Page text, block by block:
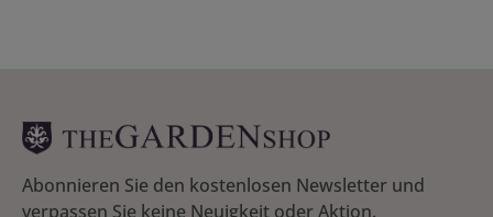
geschützt. Die Bodenhülsen erweitern die
Einbautiefe von 40 cm (Standpfosten) auf 57 cm und
insbesondere in weichen Sandböden, eine noch
bessere Standfestigkeit. Sollte sich späterhin eine
Abonnieren Sie den kostenlosen Newsletter und
verpassen Sie keine Neuigkeit oder Aktion.